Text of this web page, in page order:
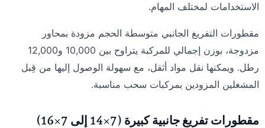
الاستخدامات لمختلف المهام.
مقطورات التفريغ الجانبي متوسطة الحجم مزودة بمحاور
مزدوجة، بوزن إجمالي للمركبة يتراوح بين 10,000 و12,000
رطل. ويمكنها نقل مواد أثقل، مع سهولة الوصول إليها من قِبل
المشغلين المزودين بمركبات سحب مناسبة.
مقطورات تفريغ جانبية كبيرة (7×14 إلى 7×16)